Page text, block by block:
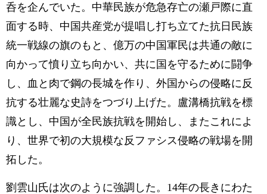
呑を企んでいた。中華民族が危急存亡の瀬戸際に直
面する時、中国共産党が提唱し打ち立てた抗日民族
統一戦線の旗のもと、億万の中国軍民は共通の敵に
向かって憤り立ち向かい、共に国を守るために闘争
し、血と肉で鋼の長城を作り、外国からの侵略に反
抗する壮麗な史詩をつづり上げた。盧溝橋抗戦を標
識とし、中国が全民族抗戦を開始し、またこれによ
り、世界で初の大規模な反ファシス侵略の戦場を開
拓した。
劉雲山氏は次のように強調した。14年の長きにわた